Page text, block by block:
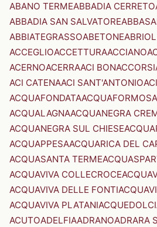
ABANO TERMEABBADIA CERRETO
ABBADIA SAN SALVATORE
ABBIATEGRASSOABETONE
ACCEGLIOACCETTURAACCIANO
ACERNOACERRAACI BONACCORSI
ACI CATENAACI SANT'ANTONIO
ACQUAFONDATAACQUAFORMOSA
ACQUALAGNAACQUANEGRA
ACQUANEGRA SUL CHIESE
ACQUAPPESAACQUARICA DEL
ACQUASANTA TERME
ACQUAVIVA COLLECROCE
ACQUAVIVA DELLE FONTI
ACQUAVIVA PLATANIACQUEDOLCI
ACUTOADELFIAADRANOADRARA